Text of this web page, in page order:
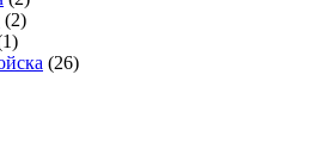
(2)
(26)